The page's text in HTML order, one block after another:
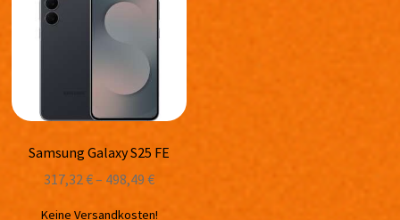
Samsung Galaxy S25 FE
317,32€– 498,49€
Keine Versandkosten!